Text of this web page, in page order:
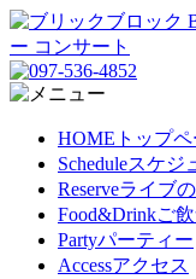
HOME トップ
Scheduleスケジ
Reserveライブ
Food&Drinkご
Partyパーティー
Accessアクセス